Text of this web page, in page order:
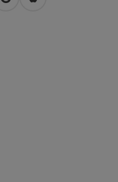
in Google Maps öffnen
in Apple Maps